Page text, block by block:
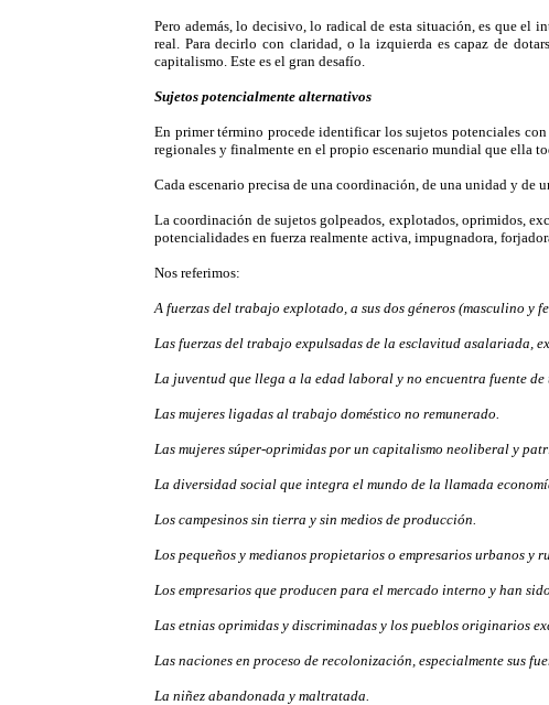
Pero además, lo decisivo, lo radical de esta situación, es que el
real. Para decirlo con claridad, o la izquierda es capaz de
capitalismo. Este es el gran desafío.
Sujetos potencialmente alternativos
En primer término procede identificar los sujetos potenciales
regionales y finalmente en el propio escenario mundial que ella
Cada escenario precisa de una coordinación, de una unidad y de
La coordinación de sujetos golpeados, explotados, oprimidos,
potencialidades en fuerza realmente activa, impugnadora,
Nos referimos:
A fuerzas del trabajo explotado, a sus dos géneros (masculino
Las fuerzas del trabajo expulsadas de la esclavitud asalariada,
La juventud que llega a la edad laboral y no encuentra fuente de
Las mujeres ligadas al trabajo doméstico no remunerado.
Las mujeres súper-oprimidas por un capitalismo neoliberal y
La diversidad social que integra el mundo de la llamada
Los campesinos sin tierra y sin medios de producción.
Los pequeños y medianos propietarios o empresarios urbanos y
Los empresarios que producen para el mercado interno y han
Las etnias oprimidas y discriminadas y los pueblos originarios
Las naciones en proceso de recolonización, especialmente sus
La niñez abandonada y maltratada.